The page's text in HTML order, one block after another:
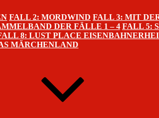
FALL 2: MORDWIND FALL 3: MIT
DER FÄLLE 1 – 4 FALL 5:
8: LUST PLACE
MÄRCHENLAND